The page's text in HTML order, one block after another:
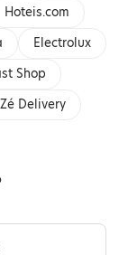
Hoteis.com
Electrolux
Shop
Zé Delivery